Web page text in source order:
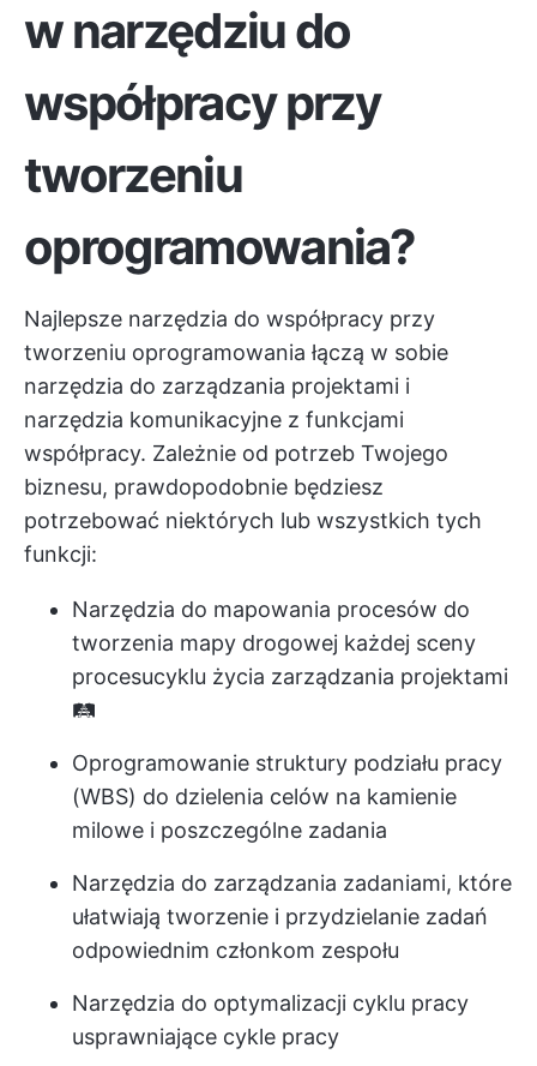
w narzędziu do
współpracy przy
tworzeniu
oprogramowania?
Najlepsze narzędzia do współpracy przy
tworzeniu oprogramowania łączą w sobie
narzędzia do zarządzania projektami i
narzędzia komunikacyjne z funkcjami
współpracy. Zależnie od potrzeb Twojego
biznesu, prawdopodobnie będziesz
potrzebować niektórych lub wszystkich tych
funkcji:
Narzędzia do mapowania procesów do
tworzenia mapy drogowej każdej sceny
procesucyklu życia zarządzania projektami
🛤️
Oprogramowanie struktury podziału pracy
(WBS) do dzielenia celów na kamienie
milowe i poszczególne zadania
Narzędzia do zarządzania zadaniami, które
ułatwiają tworzenie i przydzielanie zadań
odpowiednim członkom zespołu
Narzędzia do optymalizacji cyklu pracy
usprawniające cykle pracy